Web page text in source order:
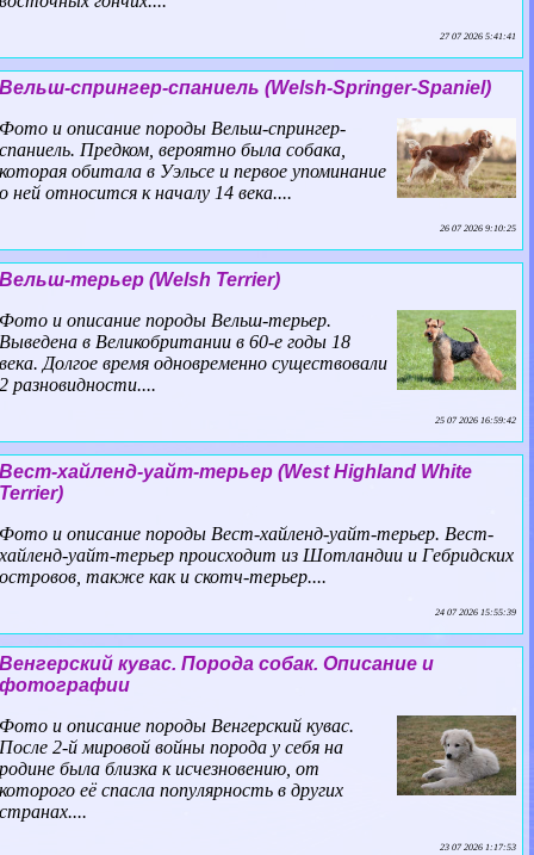
27 07 2026 5:41:41
Вельш-спрингер-спаниель (Welsh-Springer-Spaniel)
Фото и описание породы Вельш-спрингер-
спаниель. Предком, вероятно была собака,
которая обитала в Уэльсе и первое упоминание
о ней относится к началу 14 века....
26 07 2026 9:10:25
Вельш-терьер (Welsh Terrier)
Фото и описание породы Вельш-терьер.
Выведена в Великобритании в 60-е годы 18
века. Долгое время одновременно существовали
2 разновидности....
25 07 2026 16:59:42
Вест-хайленд-уайт-терьер (West Highland White
Terrier)
Фото и описание породы Вест-хайленд-уайт-терьер. Вест-
хайленд-уайт-терьер происходит из Шотландии и Гебридских
островов, также как и скотч-терьер....
24 07 2026 15:55:39
Венгерский кувас. Порода собак. Описание и
фотографии
Фото и описание породы Венгерский кувас.
После 2-й мировой войны порода у себя на
родине была близка к исчезновению, от
которого её спасла популярность в других
странах....
23 07 2026 1:17:53